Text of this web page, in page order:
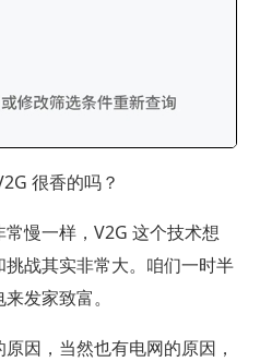
很香的吗？
慢一样，V2G 这个技术想
战其实非常大。咱们一时半
发家致富。
因，当然也有电网的原因，